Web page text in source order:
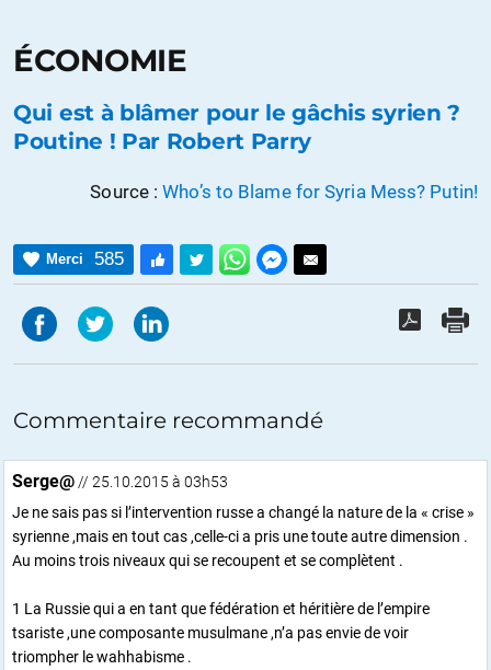
ÉCONOMIE
Qui est à blâmer pour le gâchis syrien ?
Poutine ! Par Robert Parry
Source :Who’s to Blame for Syria Mess? Putin!
Merci 585
Commentaire recommandé
Serge@ // 25.10.2015 à 03h53
Je ne sais pas si l’intervention russe a changé la nature de la « crise »
syrienne ,mais en tout cas ,celle-ci a pris une toute autre dimension .
Au moins trois niveaux qui se recoupent et se complètent .
1 La Russie qui a en tant que fédération et héritière de l’empire
tsariste ,une composante musulmane ,n’a pas envie de voir
triompher le wahhabisme .